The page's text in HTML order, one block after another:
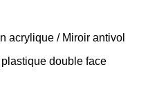
acrylique / Miroir antivol
double face